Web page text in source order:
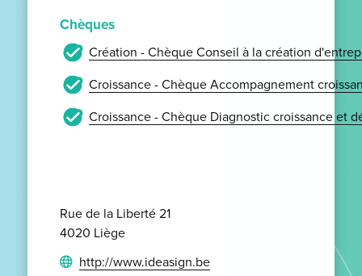
Chèques
Création - Chèque Conseil à la création
Croissance - Chèque Accompagnement
Croissance - Chèque Diagnostic croissance et
Rue de la Liberté 21
4020 Liège
http://www.ideasign.be